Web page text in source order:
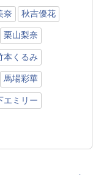
奈 秋吉優花
栗山梨奈
本くるみ
馬場彩華
エミリー